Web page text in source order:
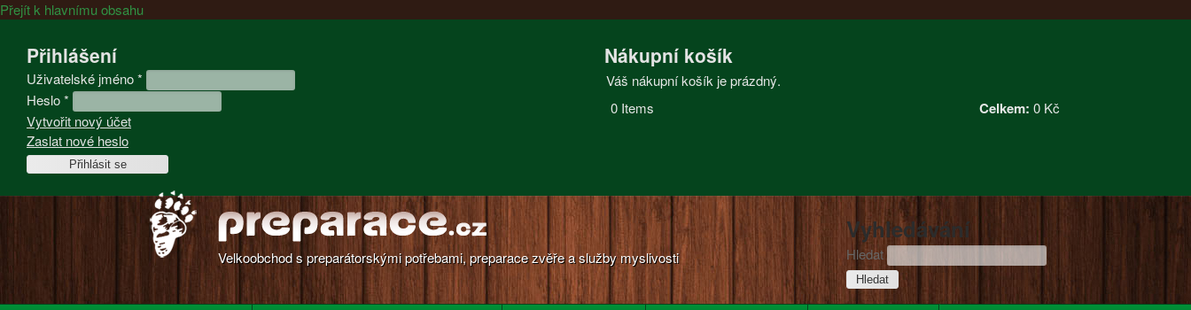
Přejít k hlavnímu obsahu
Přihlášení
Uživatelské jméno*
Heslo*
Vytvořit nový účet
Zaslat nové heslo
Nákupní košík
Váš nákupní košík je prázdný.
0 Items Celkem: 0 Kč
Velkoobchod s preparátorskými potřebami, preparace zvěře a služby myslivosti
Vyhledávání
Hledat